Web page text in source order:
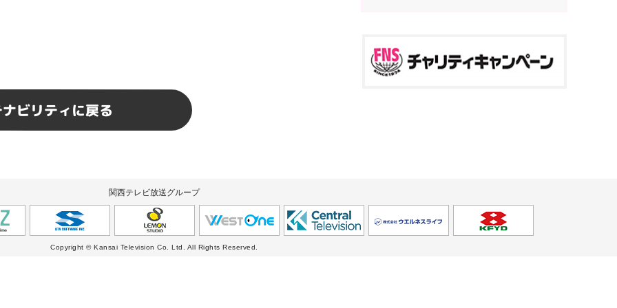
ビリティに戻る
関西テレビ放送グループ
Copyright © Kansai Television Co. Ltd. All Rights Reserved.